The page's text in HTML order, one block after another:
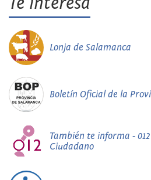
Lonja de Salamanca
Boletín Oficial de la
También te informa -
Ciudadano